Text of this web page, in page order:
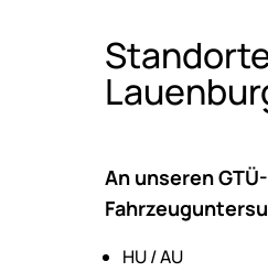
An unseren
HU / AU